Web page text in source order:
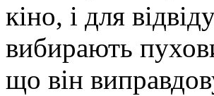
кіно, і для
вибирають
що він